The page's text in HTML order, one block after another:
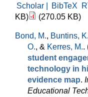
Scholar |
BibTeX
KB)
(270.05 KB)
Bond, M., Buntins, K.
O., & Kerres, M..
student
technology in
evidence map.
Educational